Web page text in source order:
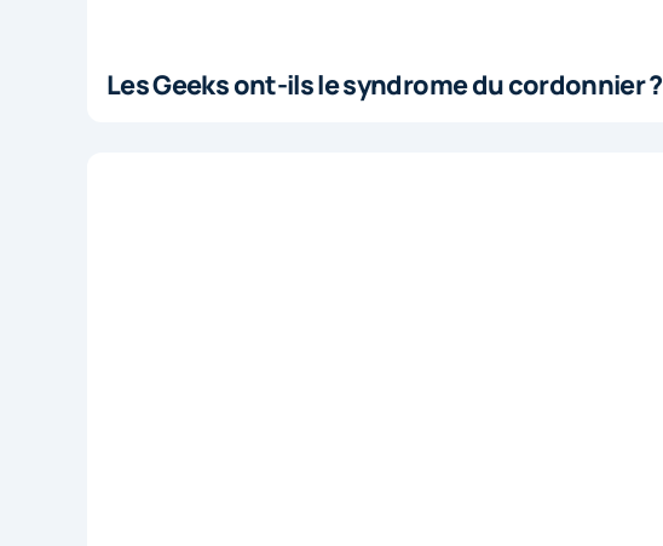
Les Geeks ont-ils le syndrome du cordonnier ?